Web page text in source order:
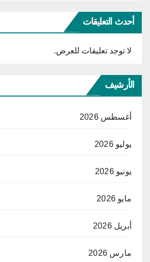
أحدث التعليقات
لا توجد تعليقات للعرض.
الأرشيف
أغسطس 2026
يوليو 2026
يونيو 2026
مايو 2026
أبريل 2026
مارس 2026